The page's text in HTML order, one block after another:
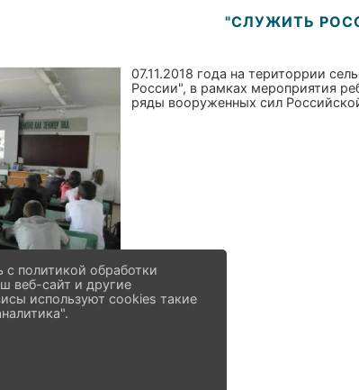
"СЛУЖИТЬ
07.11.2018 года на територрии
России", в рамках мероприятия
ряды вооруженных сил
политикой обработки
веб-сайт и другие
используют cookies такие